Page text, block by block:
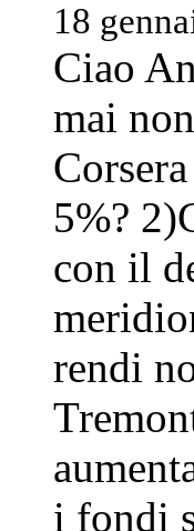
18
Ciao
mai
5%?
con il
rendi
i fondi